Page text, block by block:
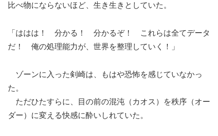
比べ物にならないほど、生き生きとしていた。
「ははは！ 分かる！ 分かるぞ！ これらは全てデータ
だ！ 俺の処理能力が、世界を整理していく！」
ゾーンに入った剣崎は、もはや恐怖を感じていなかっ
た。
ただひたすらに、目の前の混沌（カオス）を秩序（オー
ダー）に変える快感に酔いしれていた。